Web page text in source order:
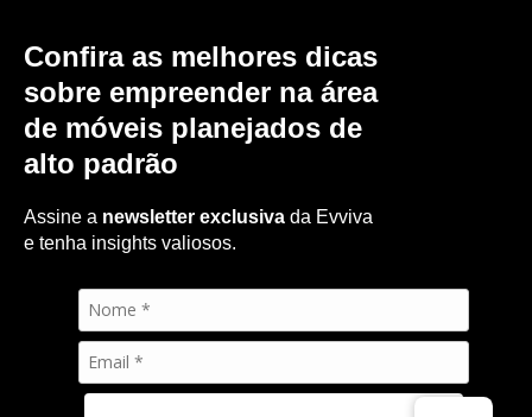
Confira as melhores dicas
sobre empreender na área
de móveis planejados de
alto padrão
Assine a newsletter exclusiva da Evviva
e tenha insights valiosos.
Uma empresa:
Política de Privacidade
© 2025. Todos os direitos reservados.